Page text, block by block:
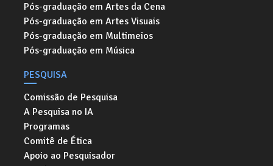
Pós-graduação em Artes da Cena
Pós-graduação em Artes Visuais
Pós-graduação em Multimeios
Pós-graduação em Música
PESQUISA
Comissão de Pesquisa
A Pesquisa no IA
Programas
Comitê de Ética
Apoio ao Pesquisador